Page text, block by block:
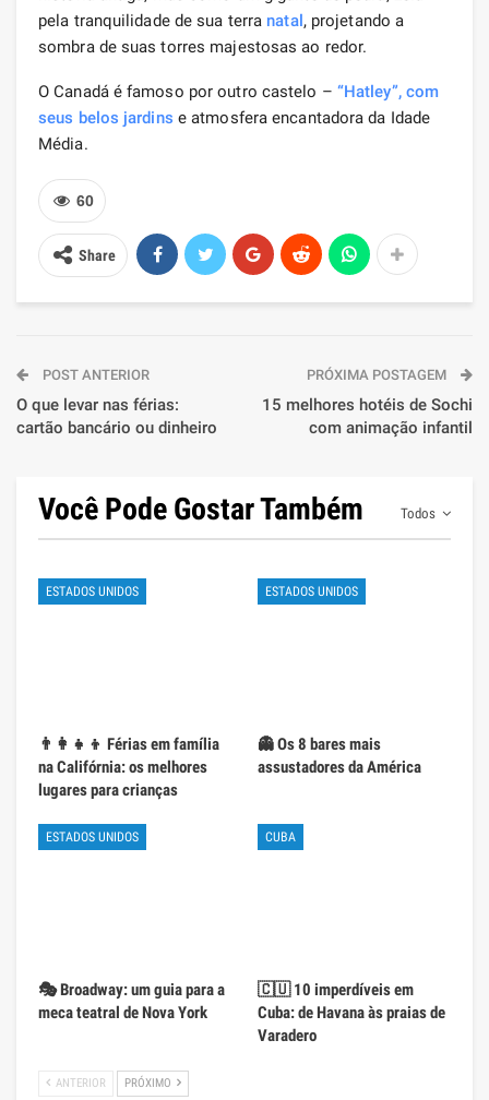
pela tranquilidade de sua terra natal, projetando a
sombra de suas torres majestosas ao redor.
O Canadá é famoso por outro castelo – “Hatley”, com
seus belos jardins e atmosfera encantadora da Idade
Média.
60
Share
POST ANTERIOR
O que levar nas férias:
cartão bancário ou dinheiro
PRÓXIMA POSTAGEM
15 melhores hotéis de Sochi
com animação infantil
Todos
Você Pode Gostar Também
ESTADOS UNIDOS
👨‍👩‍👧‍👦 Férias em família
na Califórnia: os melhores
lugares para crianças
ESTADOS UNIDOS
👻 Os 8 bares mais
assustadores da América
ESTADOS UNIDOS
🎭 Broadway: um guia para a
meca teatral de Nova York
CUBA
🇨🇺 10 imperdíveis em
Cuba: de Havana às praias de
Varadero
ANTERIOR PRÓXIMO